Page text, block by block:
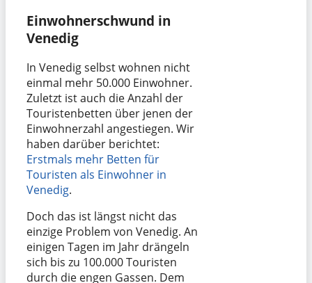
Einwohnerschwund in
Venedig
In Venedig selbst wohnen nicht
einmal mehr 50.000 Einwohner.
Zuletzt ist auch die Anzahl der
Touristenbetten über jenen der
Einwohnerzahl angestiegen. Wir
haben darüber berichtet:
Erstmals mehr Betten für
Touristen als Einwohner in
Venedig.
Doch das ist längst nicht das
einzige Problem von Venedig. An
einigen Tagen im Jahr drängeln
sich bis zu 100.000 Touristen
durch die engen Gassen. Dem